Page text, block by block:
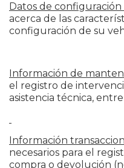
Datos de
acerca de las
configuración de su
Información de
el registro de
asistencia técnica,
Información
necesarios para el
compra o devolución